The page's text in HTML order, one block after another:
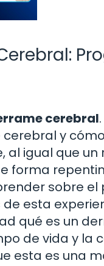
cerebral
y
al igual que un
forma
sobre el
esta
qué es un
de vida y la
esta es una